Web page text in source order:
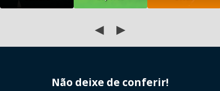
◀ ▶
Não deixe de conferir!